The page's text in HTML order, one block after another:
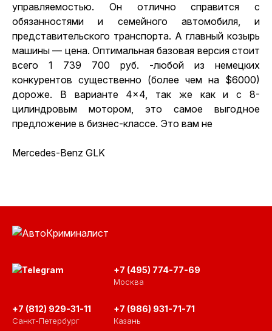
управляемостью. Он отлично справится с
обязанностями и семейного автомобиля, и
представительского транспорта. А главный козырь
машины — цена. Оптимальная базовая версия стоит
всего 1 739 700 руб. -любой из немецких
конкурентов существенно (более чем на $6000)
дороже. В варианте 4×4, так же как и с 8-
цилиндровым мотором, это самое выгодное
предложение в бизнес-классе. Это вам не
Mercedes-Benz GLK
+7 (495) 774-77-69
Москва
+7 (812) 929-31-11
Санкт-Петербург
+7 (986) 931-71-71
Казань